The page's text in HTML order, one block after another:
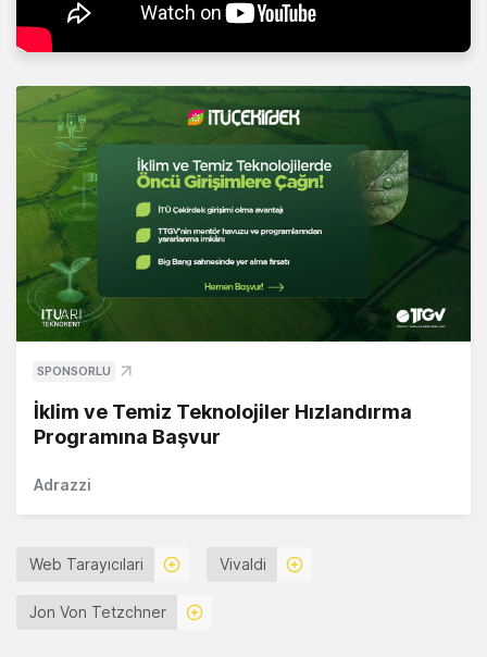
SPONSORLU
İklim ve Temiz Teknolojiler Hızlandırma
Programına Başvur
Adrazzi
Web Tarayıcılari Vivaldi
Jon Von Tetzchner